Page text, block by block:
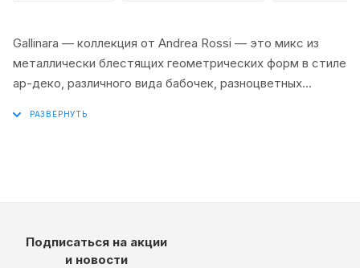
Gallinara — коллекция от Andrea Rossi — это микс из
металлически блестящих геометрических форм в стиле
ар-деко, различного вида бабочек, разноцветных
Подписаться на акции
и новости